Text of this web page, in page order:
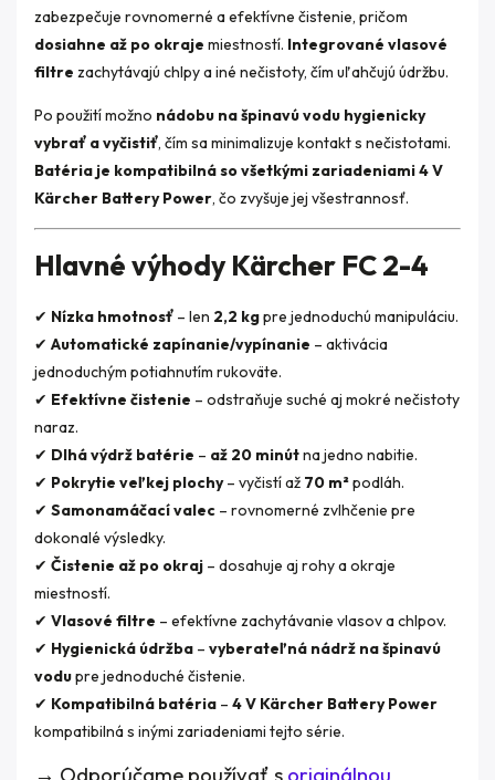
zabezpečuje rovnomerné a efektívne čistenie, pričom
dosiahne až po okraje miestností. Integrované vlasové
filtre zachytávajú chlpy a iné nečistoty, čím uľahčujú údržbu.
Po použití možno nádobu na špinavú vodu hygienicky
vybrať a vyčistiť, čím sa minimalizuje kontakt s nečistotami.
Batéria je kompatibilná so všetkými zariadeniami 4 V
Kärcher Battery Power, čo zvyšuje jej všestrannosť.
Hlavné výhody Kärcher FC 2-4
✔ Nízka hmotnosť – len 2,2 kgpre jednoduchú manipuláciu.
✔ Automatické zapínanie/vypínanie – aktivácia
jednoduchým potiahnutím rukoväte.
✔ Efektívne čistenie – odstraňuje suché aj mokré nečistoty
naraz.
✔ Dlhá výdrž batérie – až 20 minútna jedno nabitie.
✔ Pokrytie veľkej plochy– vyčistí až 70 m²podláh.
✔ Samonamáčací valec – rovnomerné zvlhčenie pre
dokonalé výsledky.
✔ Čistenie až po okraj – dosahuje aj rohy a okraje
miestností.
✔ Vlasové filtre – efektívne zachytávanie vlasov a chlpov.
✔ Hygienická údržba – vyberateľná nádrž na špinavú
vodupre jednoduché čistenie.
✔ Kompatibilná batéria – 4 V Kärcher Battery Power
kompatibilná s inými zariadeniami tejto série.